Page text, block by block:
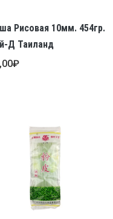
Рисовая 10мм. 454гр.
Д Таиланд
₽